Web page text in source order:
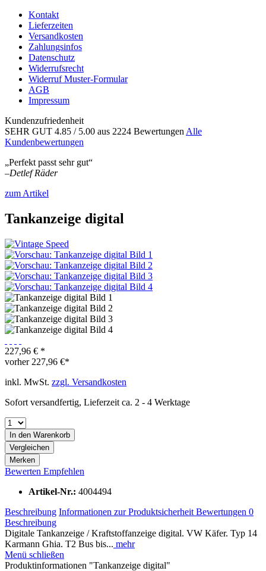
Kontakt
Lieferzeiten
Versandkosten
Zahlungsinfos
Datenschutz
Widerrufsrecht
Widerruf Muster-Formular
AGB
Impressum
Kundenzufriedenheit
SEHR GUT 4.85 / 5.00 aus 2224 Bewertungen Alle
Kundenbewertungen
„Perfekt passt sehr gut“
–Detlef Räder
zum Artikel
Tankanzeige digital
227,96 € *
vorher 227,96 €*
inkl. MwSt. zzgl. Versandkosten
Sofort versandfertig, Lieferzeit ca. 2 - 4 Werktage
In den Warenkorb
Vergleichen
Merken
Bewerten Empfehlen
Artikel-Nr.: 4004494
Beschreibung Informationen zur Produktsicherheit Bewertungen 0
Beschreibung
Digitale Tankanzeige / Kraftstoffanzeige digital. VW Käfer. Typ 14
Karmann Ghia. T2 Bus bis... mehr
Menü schließen
Produktinformationen "Tankanzeige digital"